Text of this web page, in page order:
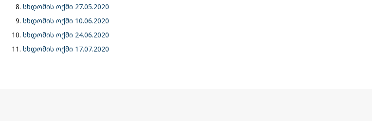
სხდომის ოქმი 27.05.2020
სხდომის ოქმი 10.06.2020
სხდომის ოქმი 24.06.2020
სხდომის ოქმი 17.07.2020